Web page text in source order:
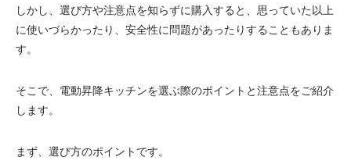
電動昇降洗面台
しかし、選び方や注意点を知らずに購入すると、思っていた以上
に使いづらかったり、安全性に問題があったりすることもありま
す。
そこで、電動昇降キッチンを選ぶ際のポイントと注意点をご紹介
します。
まず、選び方のポイントです。